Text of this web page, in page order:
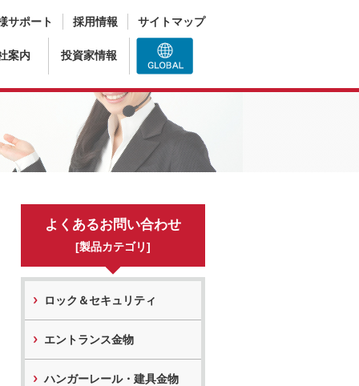
サポート 採用情報 サイトマップ
案内 投資家情報
よくあるお問い合わせ
[製品カテゴリ]
ロック＆セキュリティ
エントランス金物
ハンガーレール・建具金物